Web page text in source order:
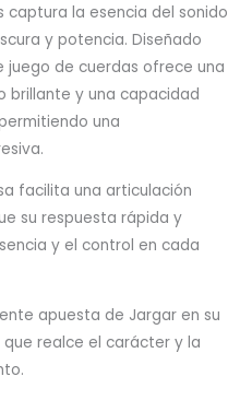
captura la esencia del sonido
y potencia. Diseñado
juego de cuerdas ofrece una
brillante y una capacidad
una
facilita una articulación
su respuesta rápida y
y el control en cada
apuesta de Jargar en su
realce el carácter y la